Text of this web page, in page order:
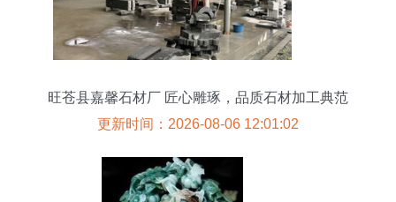
旺苍县嘉馨石材厂 匠心雕琢，品质石材加工典范
更新时间：2026-08-06 12:01:02